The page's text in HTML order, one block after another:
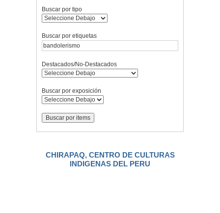
Buscar por tipo
Buscar por etiquetas
Destacados/No-Destacados
Buscar por exposición
CHIRAPAQ, CENTRO DE CULTURAS
INDIGENAS DEL PERU